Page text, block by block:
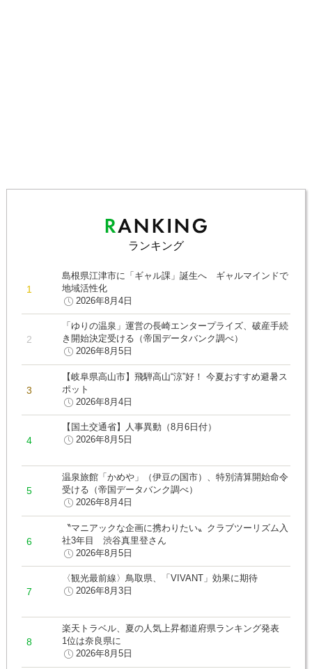
ランキング
島根県江津市に「ギャル課」誕生へ ギャルマインドで
地域活性化
2026年8月4日
「ゆりの温泉」運営の長崎エンタープライズ、破産手続
き開始決定受ける（帝国データバンク調べ）
2026年8月5日
【岐阜県高山市】飛騨高山“涼”好！ 今夏おすすめ避暑ス
ポット
2026年8月4日
【国土交通省】人事異動（8月6日付）
2026年8月5日
温泉旅館「かめや」（伊豆の国市）、特別清算開始命令
受ける（帝国データバンク調べ）
2026年8月4日
〝マニアックな企画に携わりたい〟クラブツーリズム入
社3年目 渋谷真里登さん
2026年8月5日
〈観光最前線〉鳥取県、「VIVANT」効果に期待
2026年8月3日
楽天トラベル、夏の人気上昇都道府県ランキング発表
1位は奈良県に
2026年8月5日